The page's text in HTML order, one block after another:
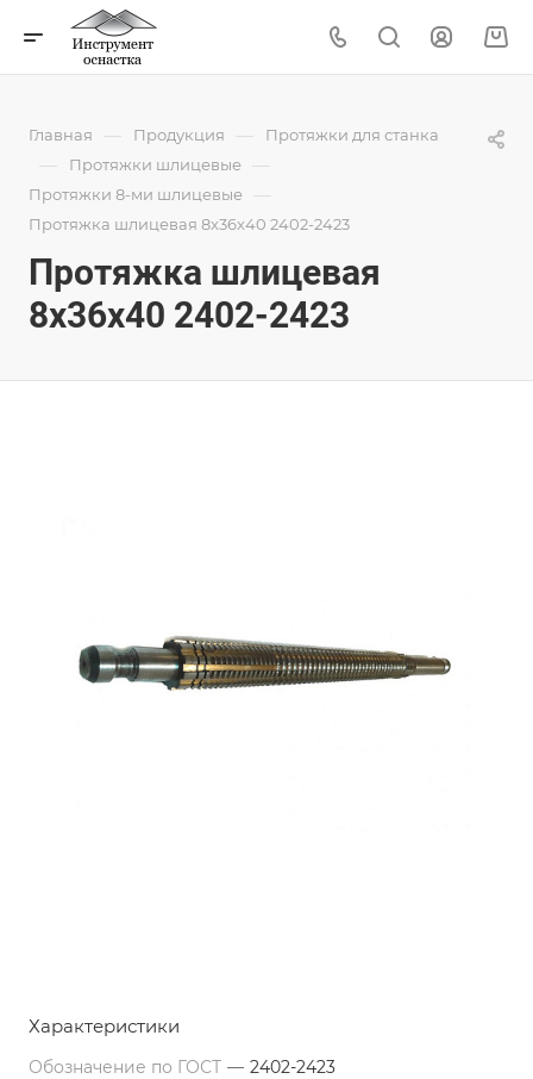
Главная — Продукция — Протяжки для станка
— Протяжки шлицевые —
Протяжки 8-ми шлицевые —
Протяжка шлицевая 8x36x40 2402-2423
Протяжка шлицевая
8x36x40 2402-2423
Характеристики
Обозначение по ГОСТ — 2402-2423